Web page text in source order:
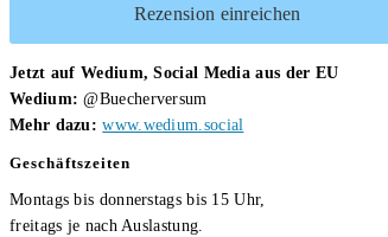
ReißRezension einreichen
Jetzt auf Wedium, Social Media aus der EU
Wedium: @Buecherversum
Mehr dazu: www.wedium.social
Geschäftszeiten
Montags bis donnerstags bis 15 Uhr,
freitags je nach Auslastung.